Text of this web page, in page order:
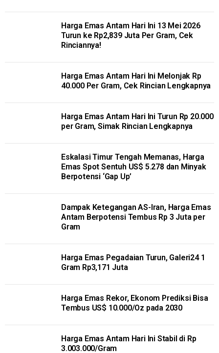
Harga Emas Antam Hari Ini 13 Mei 2026
Turun ke Rp2,839 Juta Per Gram, Cek
Rinciannya!
Harga Emas Antam Hari Ini Melonjak Rp
40.000 Per Gram, Cek Rincian Lengkapnya
Harga Emas Antam Hari Ini Turun Rp 20.000
per Gram, Simak Rincian Lengkapnya
Eskalasi Timur Tengah Memanas, Harga
Emas Spot Sentuh US$ 5.278 dan Minyak
Berpotensi ‘Gap Up’
Dampak Ketegangan AS-Iran, Harga Emas
Antam Berpotensi Tembus Rp 3 Juta per
Gram
Harga Emas Pegadaian Turun, Galeri24 1
Gram Rp3,171 Juta
Harga Emas Rekor, Ekonom Prediksi Bisa
Tembus US$ 10.000/Oz pada 2030
Harga Emas Antam Hari Ini Stabil di Rp
3.003.000/Gram